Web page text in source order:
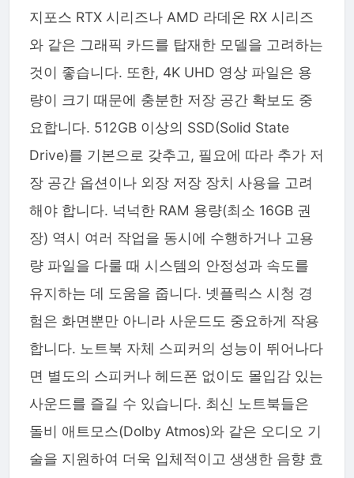
지포스 RTX 시리즈나 AMD 라데온 RX 시리즈
와 같은 그래픽 카드를 탑재한 모델을 고려하는
것이 좋습니다. 또한, 4K UHD 영상 파일은 용
량이 크기 때문에 충분한 저장 공간 확보도 중
요합니다. 512GB 이상의 SSD(Solid State
Drive)를 기본으로 갖추고, 필요에 따라 추가 저
장 공간 옵션이나 외장 저장 장치 사용을 고려
해야 합니다. 넉넉한 RAM 용량(최소 16GB 권
장) 역시 여러 작업을 동시에 수행하거나 고용
량 파일을 다룰 때 시스템의 안정성과 속도를
유지하는 데 도움을 줍니다. 넷플릭스 시청 경
험은 화면뿐만 아니라 사운드도 중요하게 작용
합니다. 노트북 자체 스피커의 성능이 뛰어나다
면 별도의 스피커나 헤드폰 없이도 몰입감 있는
사운드를 즐길 수 있습니다. 최신 노트북들은
돌비 애트모스(Dolby Atmos)와 같은 오디오 기
술을 지원하여 더욱 입체적이고 생생한 음향 효